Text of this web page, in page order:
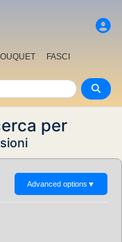
FASCI
per
Advanced options ▼